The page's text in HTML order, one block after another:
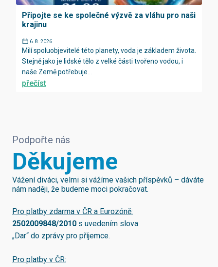
Připojte se ke společné výzvě za vláhu pro naši
krajinu
6. 8. 2026
Milí spoluobjevitelé této planety, voda je základem života.
Stejně jako je lidské tělo z velké části tvořeno vodou, i
naše Země potřebuje...
přečíst
Podpořte nás
Děkujeme
Vážení diváci, velmi si vážíme vašich příspěvků – dáváte
nám naději, že budeme moci pokračovat.
Pro platby zdarma v ČR a Eurozóně:
2502009848/2010 s uvedením slova
„Dar“ do zprávy pro příjemce.
Pro platby v ČR: